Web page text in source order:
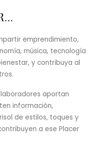
emprendimiento,
música, tecnología
y contribuya al
aportan
información,
de estilos, toques y
a ese Placer